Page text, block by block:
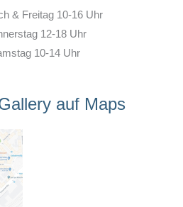
& Freitag 10-16 Uhr
12-18 Uhr
10-14 Uhr
auf Maps